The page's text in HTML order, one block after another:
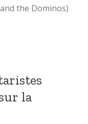
the Dominos)
la